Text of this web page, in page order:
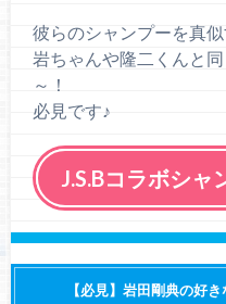
彼らのシャンプーを真似
岩ちゃんや隆二くんと
～！
必見です♪
J.S.Bコラボシ
【必見】岩田剛典の好